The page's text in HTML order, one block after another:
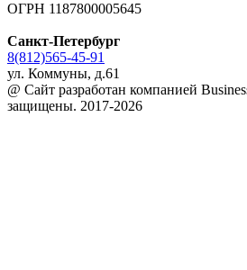
ОГРН 1187800005645
Санкт-Петербург
8(812)565-45-91
ул. Коммуны, д.61
@ Сайт разработан компанией
защищены. 2017-2026